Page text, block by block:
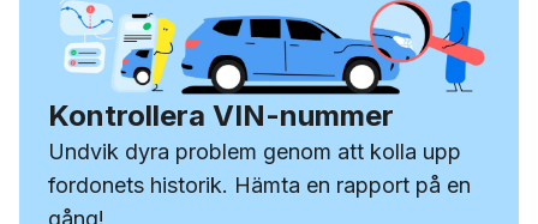
Kontrollera VIN-nummer
Undvik dyra problem genom att kolla upp
fordonets historik. Hämta en rapport på en